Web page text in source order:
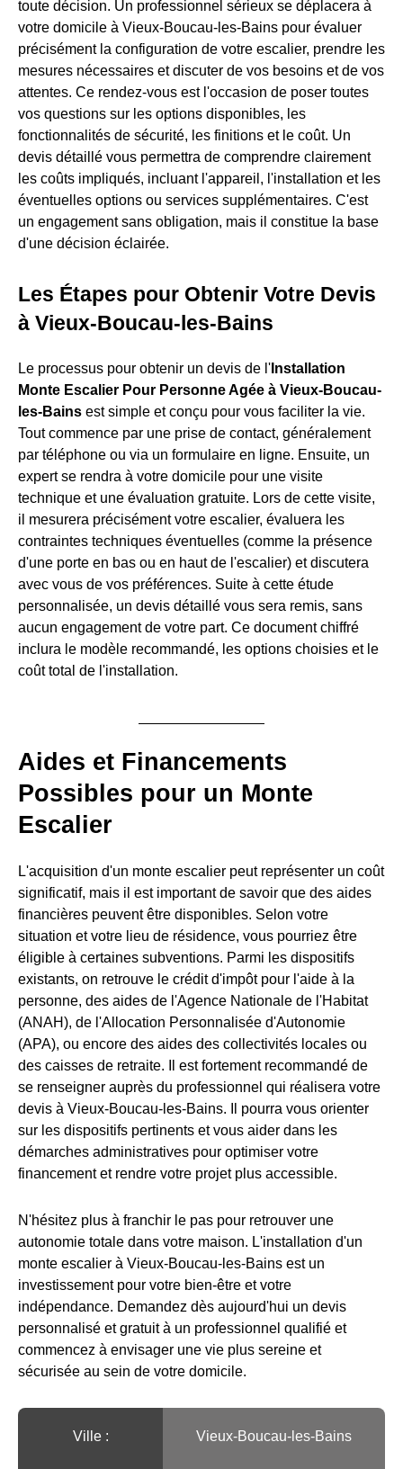
toute décision. Un professionnel sérieux se déplacera à
votre domicile à Vieux-Boucau-les-Bains pour évaluer
précisément la configuration de votre escalier, prendre les
mesures nécessaires et discuter de vos besoins et de vos
attentes. Ce rendez-vous est l'occasion de poser toutes
vos questions sur les options disponibles, les
fonctionnalités de sécurité, les finitions et le coût. Un
devis détaillé vous permettra de comprendre clairement
les coûts impliqués, incluant l'appareil, l'installation et les
éventuelles options ou services supplémentaires. C'est
un engagement sans obligation, mais il constitue la base
d'une décision éclairée.
Les Étapes pour Obtenir Votre Devis
à Vieux-Boucau-les-Bains
Le processus pour obtenir un devis de l' Installation
Monte Escalier Pour Personne Agée à Vieux-Boucau-
les-Bains est simple et conçu pour vous faciliter la vie.
Tout commence par une prise de contact, généralement
par téléphone ou via un formulaire en ligne. Ensuite, un
expert se rendra à votre domicile pour une visite
technique et une évaluation gratuite. Lors de cette visite,
il mesurera précisément votre escalier, évaluera les
contraintes techniques éventuelles (comme la présence
d'une porte en bas ou en haut de l'escalier) et discutera
avec vous de vos préférences. Suite à cette étude
personnalisée, un devis détaillé vous sera remis, sans
aucun engagement de votre part. Ce document chiffré
inclura le modèle recommandé, les options choisies et le
coût total de l'installation.
Aides et Financements
Possibles pour un Monte
Escalier
L'acquisition d'un monte escalier peut représenter un coût
significatif, mais il est important de savoir que des aides
financières peuvent être disponibles. Selon votre
situation et votre lieu de résidence, vous pourriez être
éligible à certaines subventions. Parmi les dispositifs
existants, on retrouve le crédit d'impôt pour l'aide à la
personne, des aides de l'Agence Nationale de l'Habitat
(ANAH), de l'Allocation Personnalisée d'Autonomie
(APA), ou encore des aides des collectivités locales ou
des caisses de retraite. Il est fortement recommandé de
se renseigner auprès du professionnel qui réalisera votre
devis à Vieux-Boucau-les-Bains. Il pourra vous orienter
sur les dispositifs pertinents et vous aider dans les
démarches administratives pour optimiser votre
financement et rendre votre projet plus accessible.
N'hésitez plus à franchir le pas pour retrouver une
autonomie totale dans votre maison. L'installation d'un
monte escalier à Vieux-Boucau-les-Bains est un
investissement pour votre bien-être et votre
indépendance. Demandez dès aujourd'hui un devis
personnalisé et gratuit à un professionnel qualifié et
commencez à envisager une vie plus sereine et
sécurisée au sein de votre domicile.
Ville :️ Vieux-Boucau-les-Bains